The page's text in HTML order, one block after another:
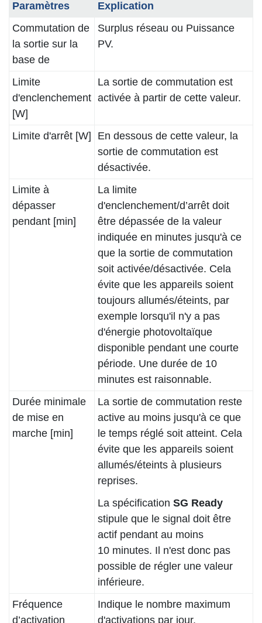
Paramètres
Explication
Commutation de
la sortie sur la
base de
Surplus réseau ou Puissance
PV.
Limite
d'enclenchement
[W]
La sortie de commutation est
activée à partir de cette valeur.
Limite d'arrêt [W]
En dessous de cette valeur, la
sortie de commutation est
désactivée.
Limite à
dépasser
pendant [min]
La limite
d'enclenchement/d’arrêt doit
être dépassée de la valeur
indiquée en minutes jusqu'à ce
que la sortie de commutation
soit activée/désactivée. Cela
évite que les appareils soient
toujours allumés/éteints, par
exemple lorsqu'il n'y a pas
d'énergie photovoltaïque
disponible pendant une courte
période. Une durée de 10
minutes est raisonnable.
Durée minimale
de mise en
marche [min]
La sortie de commutation reste
active au moins jusqu'à ce que
le temps réglé soit atteint. Cela
évite que les appareils soient
allumés/éteints à plusieurs
reprises.
La spécification SG Ready
stipule que le signal doit être
actif pendant au moins
10 minutes. Il n'est donc pas
possible de régler une valeur
inférieure.
Fréquence
d’activation
Indique le nombre maximum
d'activations par jour.